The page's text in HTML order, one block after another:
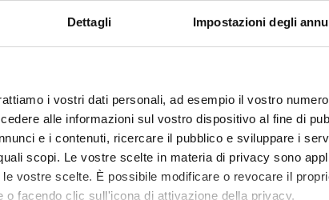
Dettagli Impostazioni degli
i vostri dati personali, ad esempio il vostro
alle informazioni sul vostro dispositivo al fine di
e i contenuti, ricercare il pubblico e sviluppare i
scopi. Le vostre scelte in materia di privacy sono
vostre scelte. È possibile modificare o revocare il
o facendo clic sull'icona di attivazione della privacy.
in which these words appear: it is an opportunity to think
and societies.
neoveille/html/login.php?action=login#
people Giovanni Luca Tallarico